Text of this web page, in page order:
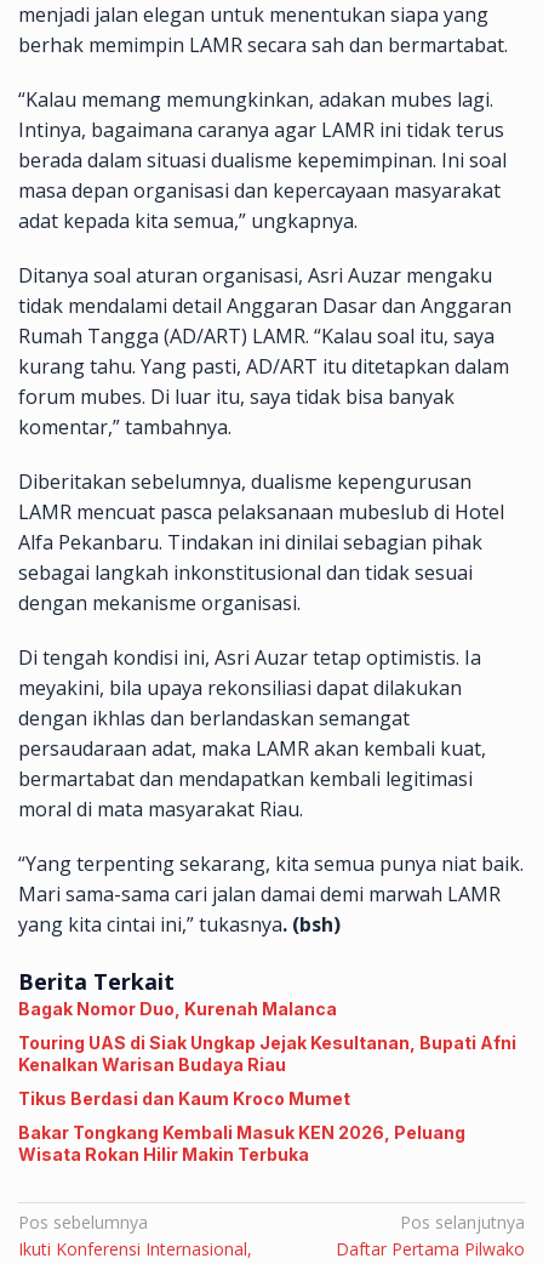
menjadi jalan elegan untuk menentukan siapa yang
berhak memimpin LAMR secara sah dan bermartabat.
“Kalau memang memungkinkan, adakan mubes lagi.
Intinya, bagaimana caranya agar LAMR ini tidak terus
berada dalam situasi dualisme kepemimpinan. Ini soal
masa depan organisasi dan kepercayaan masyarakat
adat kepada kita semua,” ungkapnya.
Ditanya soal aturan organisasi, Asri Auzar mengaku
tidak mendalami detail Anggaran Dasar dan Anggaran
Rumah Tangga (AD/ART) LAMR. “Kalau soal itu, saya
kurang tahu. Yang pasti, AD/ART itu ditetapkan dalam
forum mubes. Di luar itu, saya tidak bisa banyak
komentar,” tambahnya.
Diberitakan sebelumnya, dualisme kepengurusan
LAMR mencuat pasca pelaksanaan mubeslub di Hotel
Alfa Pekanbaru. Tindakan ini dinilai sebagian pihak
sebagai langkah inkonstitusional dan tidak sesuai
dengan mekanisme organisasi.
Di tengah kondisi ini, Asri Auzar tetap optimistis. Ia
meyakini, bila upaya rekonsiliasi dapat dilakukan
dengan ikhlas dan berlandaskan semangat
persaudaraan adat, maka LAMR akan kembali kuat,
bermartabat dan mendapatkan kembali legitimasi
moral di mata masyarakat Riau.
“Yang terpenting sekarang, kita semua punya niat baik.
Mari sama-sama cari jalan damai demi marwah LAMR
yang kita cintai ini,” tukasnya. (bsh)
Berita Terkait
Bagak Nomor Duo, ‎Kurenah Malanca
Touring UAS di Siak Ungkap Jejak Kesultanan, Bupati Afni
Kenalkan Warisan Budaya Riau
Tikus Berdasi dan Kaum Kroco Mumet
Bakar Tongkang Kembali Masuk KEN 2026, Peluang
Wisata Rokan Hilir Makin Terbuka
Navigasi
Pos sebelumnya
Ikuti Konferensi Internasional,
Pos selanjutnya
Daftar Pertama Pilwako